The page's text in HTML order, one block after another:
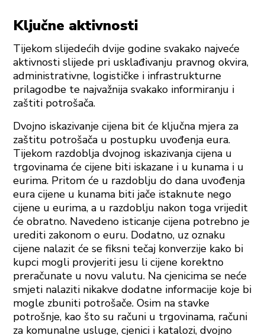
Ključne aktivnosti
Tijekom slijedećih dvije godine svakako najveće
aktivnosti slijede pri usklađivanju pravnog okvira,
administrativne, logističke i infrastrukturne
prilagodbe te najvažnija svakako informiranju i
zaštiti potrošača.
Dvojno iskazivanje cijena bit će ključna mjera za
zaštitu potrošača u postupku uvođenja eura.
Tijekom razdoblja dvojnog iskazivanja cijena u
trgovinama će cijene biti iskazane i u kunama i u
eurima. Pritom će u razdoblju do dana uvođenja
eura cijene u kunama biti jače istaknute nego
cijene u eurima, a u razdoblju nakon toga vrijedit
će obratno. Navedeno isticanje cijena potrebno je
urediti zakonom o euru. Dodatno, uz oznaku
cijene nalazit će se fiksni tečaj konverzije kako bi
kupci mogli provjeriti jesu li cijene korektno
preračunate u novu valutu. Na cjenicima se neće
smjeti nalaziti nikakve dodatne informacije koje bi
mogle zbuniti potrošače. Osim na stavke
potrošnje, kao što su računi u trgovinama, računi
za komunalne usluge, cjenici i katalozi, dvojno